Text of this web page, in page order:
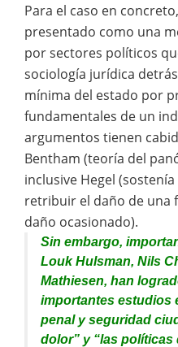
Para el caso en
presentado como una
por sectores políticos
sociología jurídica
mínima del estado por
fundamentales de un
argumentos tienen
Bentham (teoría del
inclusive Hegel
retribuir el daño de una
daño ocasionado).
Sin embargo,
Louk Hulsman, Nils
Mathiesen, han
importantes estudios
penal y seguridad
dolor” y “las políticas